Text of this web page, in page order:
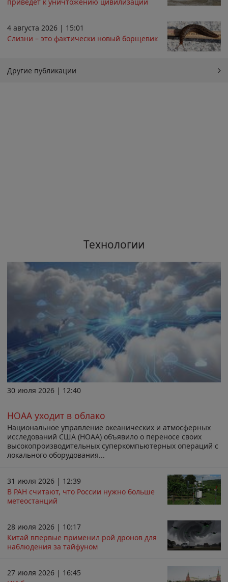
приведёт к уничтожению цивилизации
4 августа 2026 | 15:01
Слизни – это фактически новый борщевик
Другие публикации
Технологии
30 июля 2026 | 12:40
НОАА уходит в облако
Национальное управление океанических и атмосферных
исследований США (НОАА) объявило о переносе своих
высокопроизводительных суперкомпьютерных операций с
локального оборудования...
31 июля 2026 | 12:39
В РАН считают, что России нужно больше
метеостанций
28 июля 2026 | 10:17
Китай впервые применил рой дронов для
наблюдения за тайфуном
27 июля 2026 | 16:45